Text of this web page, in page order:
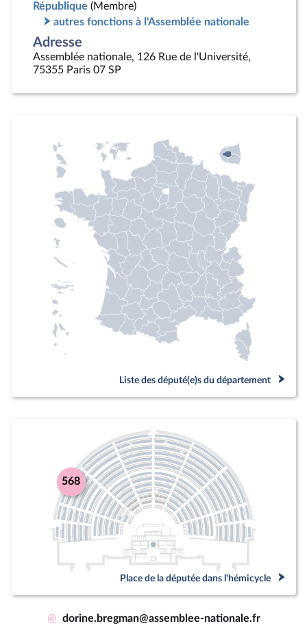
République (Membre)
autres fonctions à l'Assemblée nationale
Adresse
Assemblée nationale, 126 Rue de l'Université,
75355 Paris 07 SP
Liste des député(e)s du département
568
Place de la députée dans l'hémicycle
@ dorine.bregman@assemblee-nationale.fr